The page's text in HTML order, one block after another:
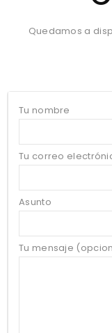
Quedamos a
Tu nombre
Tu correo
Asunto
Tu mensaje